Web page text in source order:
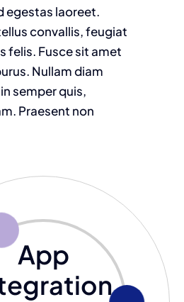
egestas laoreet.
convallis, feugiat
felis. Fusce sit amet
Nullam diam
semper quis,
Praesent non
App